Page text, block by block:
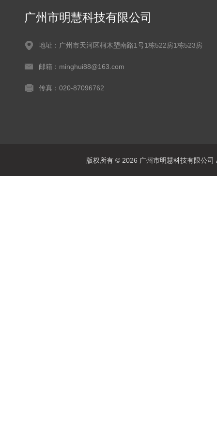
广州市明慧科技有限公司
地址：广州市天河区柯木塱南路1号1栋522房1栋523房
邮箱：minghui88@163.com
传真：020-87096762
版权所有 © 2026 广州市明慧科技有限